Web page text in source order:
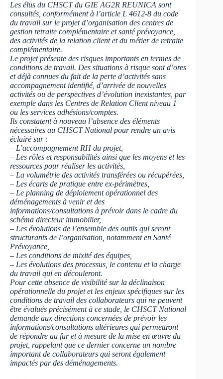
Les élus du CHSCT du GIE AG2R REUNICA sont
consultés, conformément à l’article L 4612-8 du code
du travail sur le projet d’organisation des centres de
gestion retraite complémentaire et santé prévoyance,
des activités de la relation client et du métier de retraite
complémentaire.
Le projet présente des risques importants en termes de
conditions de travail. Des situations à risque sont d’ores
et déjà connues du fait de la perte d’activités sans
accompagnement identifié, d’arrivée de nouvelles
activités ou de perspectives d’évolution inexistantes, par
exemple dans les Centres de Relation Client niveau 1
ou les services adhésions/comptes.
Ils constatent à nouveau l’absence des éléments
nécessaires au CHSCT National pour rendre un avis
éclairé sur :
– L’accompagnement RH du projet,
– Les rôles et responsabilités ainsi que les moyens et les
ressources pour réaliser les activités,
– La volumétrie des activités transférées ou récupérées,
– Les écarts de pratique entre ex-périmètres,
– Le planning de déploiement opérationnel des
déménagements à venir et des
informations/consultations à prévoir dans le cadre du
schéma directeur immobilier,
– Les évolutions de l’ensemble des outils qui seront
structurants de l’organisation, notamment en Santé
Prévoyance,
– Les conditions de mixité des équipes,
– Les évolutions des processus, le contenu et la charge
du travail qui en découleront.
Pour cette absence de visibilité sur la déclinaison
opérationnelle du projet et les enjeux spécifiques sur les
conditions de travail des collaborateurs qui ne peuvent
être évalués précisément à ce stade, le CHSCT National
demande aux directions concernées de prévoir les
informations/consultations ultérieures qui permettront
de répondre au fur et à mesure de la mise en œuvre du
projet, rappelant que ce dernier concerne un nombre
important de collaborateurs qui seront également
impactés par des déménagements.